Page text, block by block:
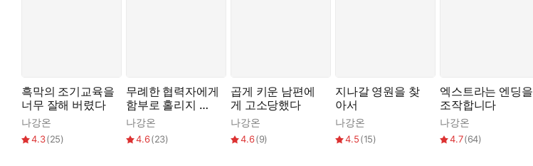
흑막의 조기교육을
너무 잘해 버렸다
나강온
4.3(25)
무례한 협력자에게
함부로 홀리지 말
것
나강온
4.6(23)
곱게 키운 남편에
게 고소당했다
나강온
4.6(9)
지나갈 영원을 찾
아서
나강온
4.5(15)
엑스트라는 엔딩을
조작합니다
나강온
4.7(64)